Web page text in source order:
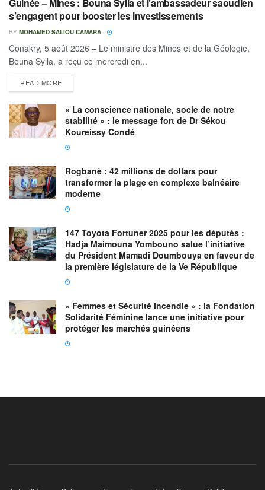
s’engagent pour booster les investissements
BY MOHAMED SALIOU CAMARA
Conakry, 5 août 2026 – Le ministre des Mines et de la Géologie,
Bouna Sylla, a reçu ce mercredi en...
READ MORE
« La conscience nationale, socle de notre
stabilité » : le message fort de Dr Sékou
Koureissy Condé
Rogbanè : 42 millions de dollars pour
transformer la plage en complexe balnéaire
moderne
147 Toyota Fortuner 2025 pour les députés :
Hadja Maimouna Yombouno salue l’initiative
du Président Mamadi Doumbouya en faveur de
la première législature de la Ve République
« Femmes et Sécurité Incendie » : la Fondation
Solidarité Féminine lance une initiative pour
protéger les marchés guinéens